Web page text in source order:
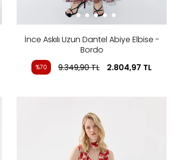
İnce Askılı Uzun Dantel Abiye Elbise -
Bordo
%70 9.349,90TL 2.804,97 TL